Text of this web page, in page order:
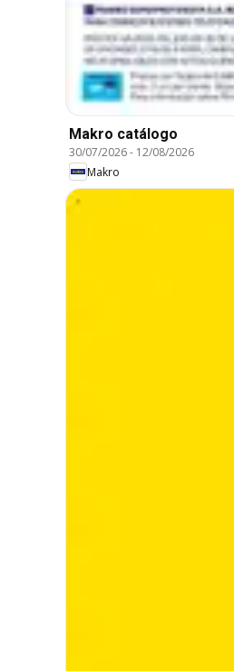
Makro catálogo
30/07/2026- 12/08/2026
Makro